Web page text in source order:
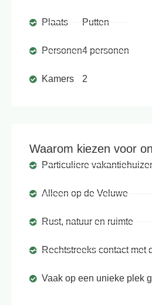
Plaats
Personen
Kamers
Putten
4 personen
2
Waarom kiezen voor
Particuliere
Alleen op de Veluwe
Rust, natuur en ruimte
Rechtstreeks contact met
Vaak op een unieke plek